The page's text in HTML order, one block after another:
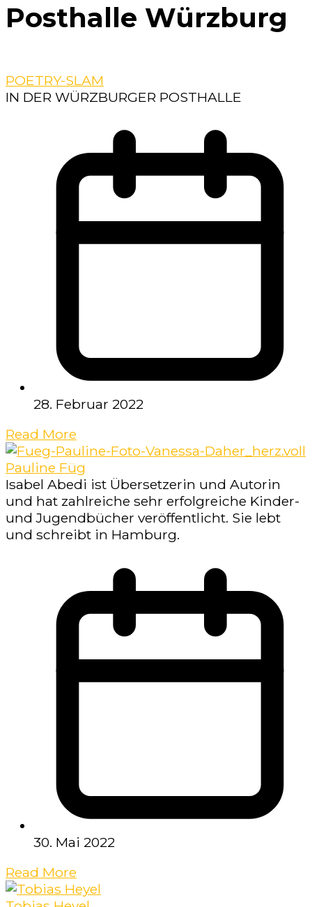
Posthalle Würzburg
POETRY-SLAM
IN DER WÜRZBURGER POSTHALLE
28. Februar 2022
Read More
Pauline Füg
Isabel Abedi ist Übersetzerin und Autorin
und hat zahlreiche sehr erfolgreiche Kinder-
und Jugendbücher veröffentlicht. Sie lebt
und schreibt in Hamburg.
30. Mai 2022
Read More